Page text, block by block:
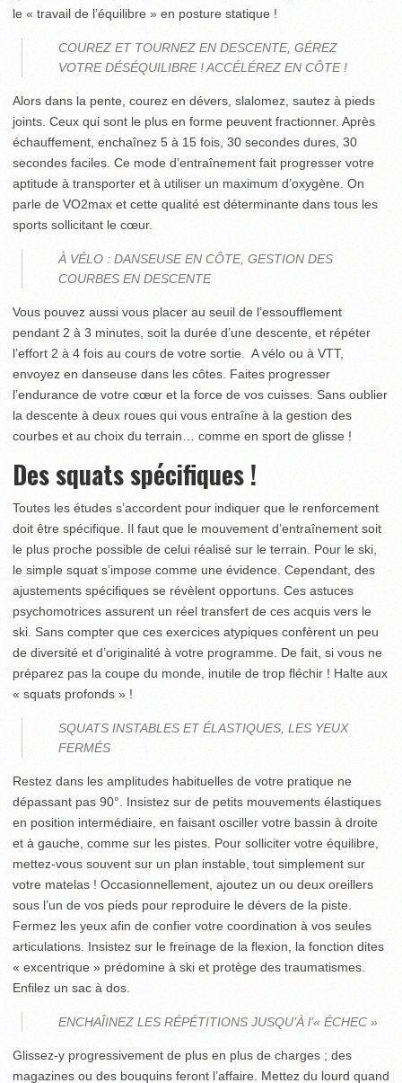
le « travail de l’équilibre » en posture statique !
COUREZ ET TOURNEZ EN DESCENTE, GÉREZ
VOTRE DÉSÉQUILIBRE ! ACCÉLÉREZ EN CÔTE !
Alors dans la pente, courez en dévers, slalomez, sautez à pieds
joints. Ceux qui sont le plus en forme peuvent fractionner. Après
échauffement, enchaînez 5 à 15 fois, 30 secondes dures, 30
secondes faciles. Ce mode d’entraînement fait progresser votre
aptitude à transporter et à utiliser un maximum d’oxygène. On
parle de VO2max et cette qualité est déterminante dans tous les
sports sollicitant le cœur.
À VÉLO : DANSEUSE EN CÔTE, GESTION DES
COURBES EN DESCENTE
Vous pouvez aussi vous placer au seuil de l’essoufflement
pendant 2 à 3 minutes, soit la durée d’une descente, et répéter
l’effort 2 à 4 fois au cours de votre sortie. A vélo ou à VTT,
envoyez en danseuse dans les côtes. Faites progresser
l’endurance de votre cœur et la force de vos cuisses. Sans oublier
la descente à deux roues qui vous entraîne à la gestion des
courbes et au choix du terrain… comme en sport de glisse !
Des squats spécifiques !
Toutes les études s’accordent pour indiquer que le renforcement
doit être spécifique. Il faut que le mouvement d’entraînement soit
le plus proche possible de celui réalisé sur le terrain. Pour le ski,
le simple squat s’impose comme une évidence. Cependant, des
ajustements spécifiques se révèlent opportuns. Ces astuces
psychomotrices assurent un réel transfert de ces acquis vers le
ski. Sans compter que ces exercices atypiques confèrent un peu
de diversité et d’originalité à votre programme. De fait, si vous ne
préparez pas la coupe du monde, inutile de trop fléchir ! Halte aux
« squats profonds » !
SQUATS INSTABLES ET ÉLASTIQUES, LES YEUX
FERMÉS
Restez dans les amplitudes habituelles de votre pratique ne
dépassant pas 90°. Insistez sur de petits mouvements élastiques
en position intermédiaire, en faisant osciller votre bassin à droite
et à gauche, comme sur les pistes. Pour solliciter votre équilibre,
mettez-vous souvent sur un plan instable, tout simplement sur
votre matelas ! Occasionnellement, ajoutez un ou deux oreillers
sous l’un de vos pieds pour reproduire le dévers de la piste.
Fermez les yeux afin de confier votre coordination à vos seules
articulations. Insistez sur le freinage de la flexion, la fonction dites
« excentrique » prédomine à ski et protège des traumatismes.
Enfilez un sac à dos.
ENCHAÎINEZ LES RÉPÉTITIONS JUSQU’À l’« ÉCHEC »
Glissez-y progressivement de plus en plus de charges ; des
magazines ou des bouquins feront l’affaire. Mettez du lourd quand